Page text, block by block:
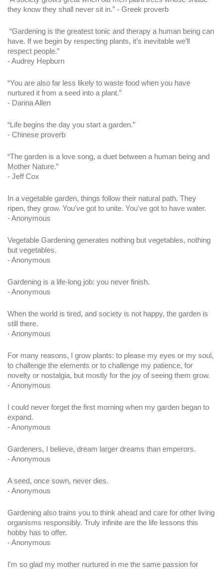
they know they shall never sit in.” - Greek proverb
“Gardening is the greatest tonic and therapy a human being can
have. If we begin by respecting plants, it’s inevitable we’ll
respect people.”
- Audrey Hepburn
“You are also far less likely to waste food when you have
nurtured it from a seed into a plant.”
- Darina Allen
“Life begins the day you start a garden.”
- Chinese proverb
“The garden is a love song, a duet between a human being and
Mother Nature.”
- Jeff Cox
In a vegetable garden, things follow their natural path. They
ripen, they grow. You've got to unite. You've got to have water.
- Anonymous
Vegetable Gardening generates nothing but vegetables, nothing
but vegetables.
- Anonymous
Gardening is a life-long job: you never finish.
- Anonymous
When the world is tired, and society is not happy, the garden is
still there.
- Anonymous
For many reasons, I grow plants: to please my eyes or my soul,
to challenge the elements or to challenge my patience, for
novelty or nostalgia, but mostly for the joy of seeing them grow.
- Anonymous
I could never forget the first morning when my garden began to
expand.
- Anonymous
Gardeners, I believe, dream larger dreams than emperors.
- Anonymous
A seed, once sown, never dies.
- Anonymous
Gardening also trains you to think ahead and care for other living
organisms responsibly. Truly infinite are the life lessons this
hobby has to offer.
- Anonymous
I'm so glad my mother nurtured in me the same passion for